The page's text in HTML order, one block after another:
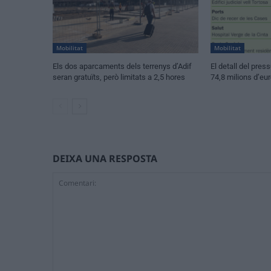
Mobilitat
Els dos aparcaments dels terrenys d’Adif
seran gratuïts, però limitats a 2,5 hores
Mobilitat
El detall del
74,8 milions
DEIXA UNA RESPOSTA